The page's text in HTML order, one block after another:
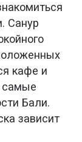
Санур
кафе и
самые
Бали.
зависит